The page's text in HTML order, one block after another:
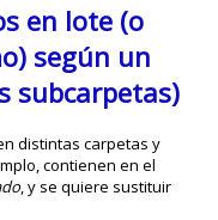
en lote (o
según un
subcarpetas)
distintas carpetas y
contienen en el
, y se quiere sustituir